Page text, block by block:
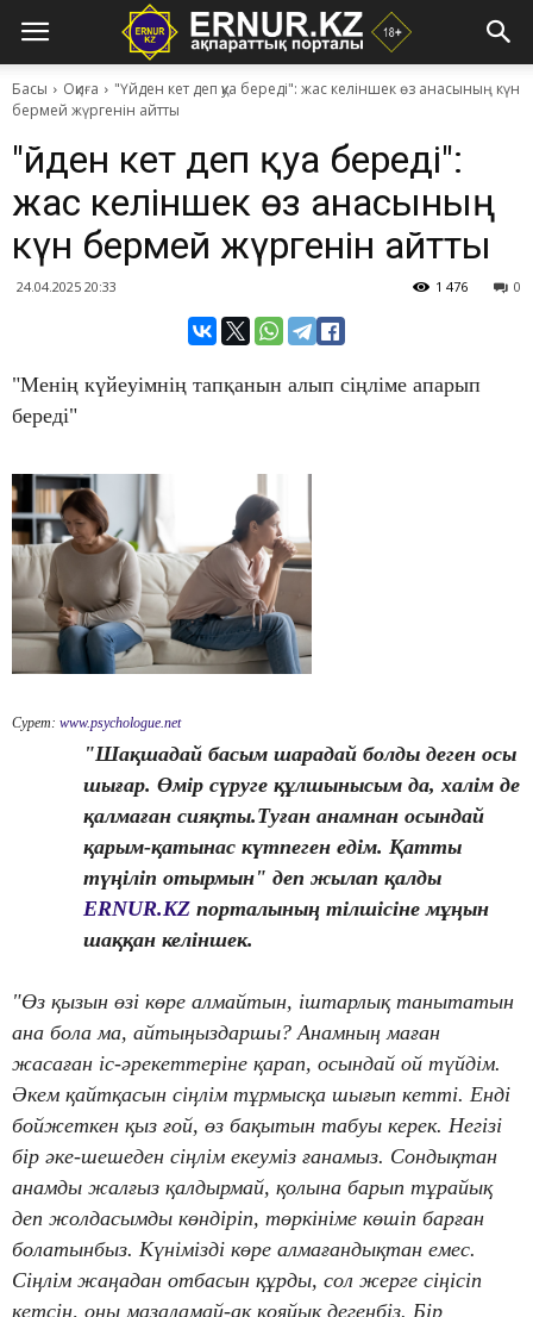
Басы Оқиға
"Үйден кет деп қуа береді": жас келіншек өз анасының күн
бермей жүргенін айтты
"Үйден кет деп қуа береді":
жас келіншек өз анасының
күн бермей жүргенін айтты
24.04.2025 20:33 0
1 476
"Менің күйеуімнің тапқанын алып сіңліме апарып
береді"
Сурет: www.psychologue.net
"Шақшадай басым шарадай болды деген осы
шығар. Өмір сүруге құлшынысым да, халім де
қалмаған сияқты.Туған анамнан осындай
қарым-қатынас күтпеген едім. Қатты
түңіліп отырмын" деп жылап қалды
ERNUR.KZ порталының тілшісіне мұңын
шаққан келіншек.
"Өз қызын өзі көре алмайтын, іштарлық танытатын
ана бола ма, айтыңыздаршы? Анамның маған
жасаған іс-әрекеттеріне қарап, осындай ой түйдім.
Әкем қайтқасын сіңлім тұрмысқа шығып кетті. Енді
бойжеткен қыз ғой, өз бақытын табуы керек. Негізі
бір әке-шешеден сіңлім екеуміз ғанамыз. Сондықтан
анамды жалғыз қалдырмай, қолына барып тұрайық
деп жолдасымды көндіріп, төркініме көшіп барған
болатынбыз. Күнімізді көре алмағандықтан емес.
Сіңлім жаңадан отбасын құрды, сол жерге сіңісіп
кетсін, оны мазаламай-ақ қояйық дегенбіз. Бір